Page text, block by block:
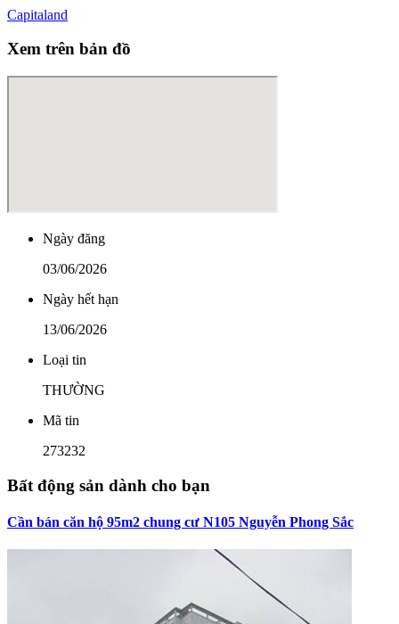
Capitaland
Xem trên bản đồ
Ngày đăng
03/06/2026
Ngày hết hạn
13/06/2026
Loại tin
THƯỜNG
Mã tin
273232
Bất động sản dành cho bạn
Cần bán căn hộ 95m2 chung cư N105 Nguyễn Phong Sắc